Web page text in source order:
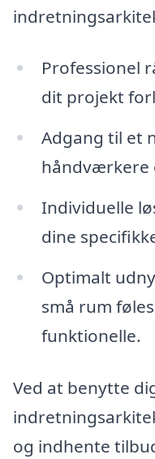
Professionel
dit projekt
Adgang til et
håndværkere
Individuelle
dine
Optimalt
små rum
funktionelle.
Ved at benytte
og indhente